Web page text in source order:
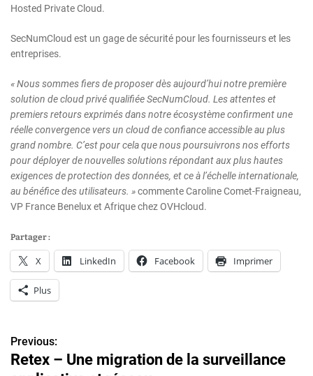
Hosted Private Cloud.
SecNumCloud est un gage de sécurité pour les fournisseurs et les
entreprises.
« Nous sommes fiers de proposer dès aujourd’hui notre première
solution de cloud privé qualifiée SecNumCloud. Les attentes et
premiers retours exprimés dans notre écosystème confirment une
réelle convergence vers un cloud de confiance accessible au plus
grand nombre. C’est pour cela que nous poursuivrons nos efforts
pour déployer de nouvelles solutions répondant aux plus hautes
exigences de protection des données, et ce à l’échelle internationale,
au bénéfice des utilisateurs. »commente Caroline Comet-Fraigneau,
VP France Benelux et Afrique chez OVHcloud.
Partager :
X LinkedIn Facebook Imprimer
Plus
N
a
Previous:
Retex – Une migration de la surveillance